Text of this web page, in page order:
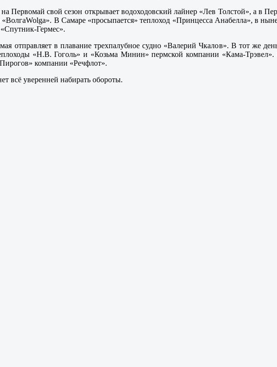
Первомай свой сезон открывает водоходовский лайнер «Лев Толстой», а в
«ВолгаWolga». В Самаре «просыпается» теплоход «Принцесса Анабелла», в
Гермес».
отправляет в плавание трехпалубное судно «Валерий Чкалов». В тот же
«Н.В. Гоголь» и «Козьма Минин» пермской компании «Кама-
компании «Речфлот».
всё уверенней набирать обороты.